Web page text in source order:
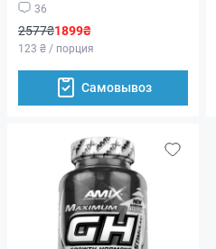
36
2577₴1899₴
123 ₴ / порция
Самовывоз